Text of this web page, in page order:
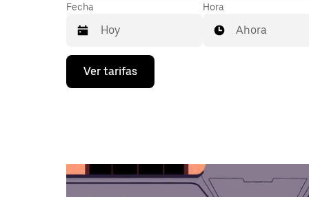
Fecha
Presiona
flecha
el
calendario
y
Hora
Ahora
Ver tarifas